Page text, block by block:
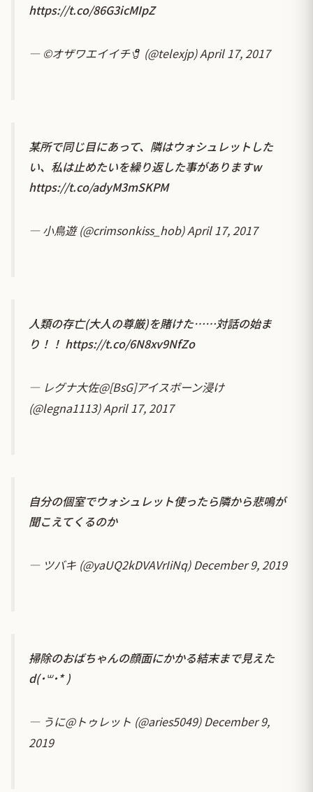
https://t.co/86G3icMIpZ
— ©︎オザワエイイチ🧷 (@telexjp)April 17, 2017
某所で同じ目にあって、隣はウォシュレットした
い、私は止めたいを繰り返した事がありますw
https://t.co/adyM3mSKPM
— 小鳥遊 (@crimsonkiss_hob)April 17, 2017
人類の存亡(大人の尊厳)を賭けた……対話の始ま
り！！ https://t.co/6N8xv9NfZo
— レグナ大佐@[BsG]アイスボーン浸け
(@legna1113)April 17, 2017
自分の個室でウォシュレット使ったら隣から悲鳴が
聞こえてくるのか
— ツバキ (@yaUQ2kDVAVrIiNq)December 9, 2019
掃除のおばちゃんの顔面にかかる結末まで見えた
d(˙꒳​˙* )
— うに@トゥレット (@aries5049)December 9,
2019